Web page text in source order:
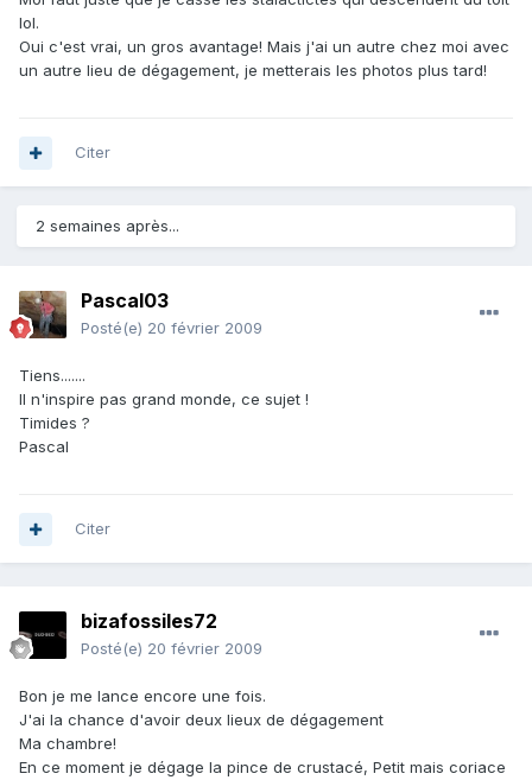
lol.
Oui c'est vrai, un gros avantage! Mais j'ai un autre chez moi avec
un autre lieu de dégagement, je metterais les photos plus tard!
Citer
2 semaines après...
Pascal03
Posté(e) 20 février 2009
Tiens.......
Il n'inspire pas grand monde, ce sujet !
Timides ?
Pascal
Citer
bizafossiles72
Posté(e) 20 février 2009
Bon je me lance encore une fois.
J'ai la chance d'avoir deux lieux de dégagement
Ma chambre!
En ce moment je dégage la pince de crustacé, Petit mais coriace